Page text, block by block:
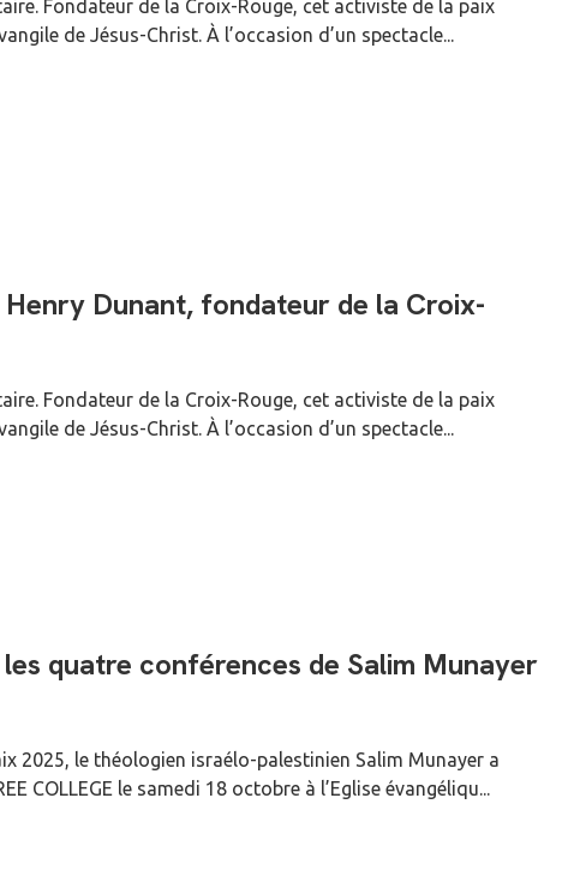
Fondateur de la Croix-Rouge, cet activiste de la paix
de Jésus-Christ. À l’occasion d’un spectacle...
Dunant, fondateur de la Croix-
Fondateur de la Croix-Rouge, cet activiste de la paix
de Jésus-Christ. À l’occasion d’un spectacle...
les quatre conférences de Salim Munayer
2025, le théologien israélo-palestinien Salim Munayer a
COLLEGE le samedi 18 octobre à l’Eglise évangéliqu...